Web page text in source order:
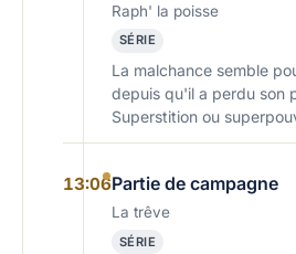
Raph' la poisse
SÉRIE
La malchance semble
depuis qu'il a perdu son
Superstition ou
13:06Partie de campagne
La trêve
SÉRIE